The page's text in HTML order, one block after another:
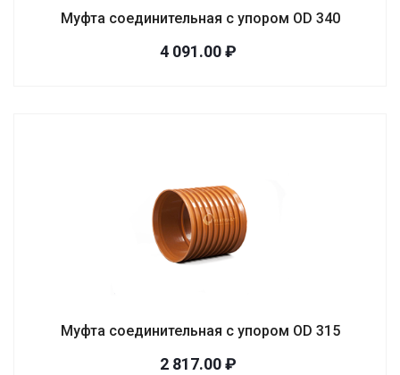
Муфта соединительная с упором OD 340
4 091.00 ₽
Муфта соединительная с упором OD 315
2 817.00 ₽